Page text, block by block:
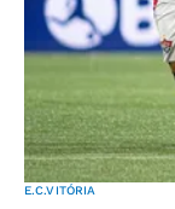
E.C.VITÓRIA